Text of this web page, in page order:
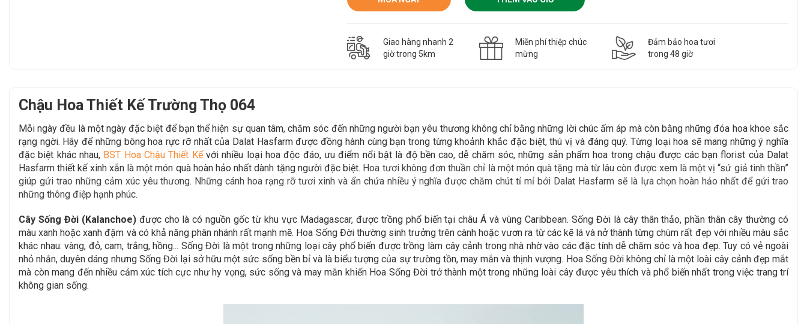
Giao hàng nhanh 2
giờ trong 5km
Miễn phí thiệp chúc
mừng
Đảm bảo hoa tươi
trong 48 giờ
Chậu Hoa Thiết Kế Trường Thọ 064
Mỗi ngày đều là một ngày đặc biệt để bạn thể hiện sự quan tâm, chăm sóc đến những người bạn yêu thương không chỉ bằng những lời chúc ấm áp mà còn bằng những đóa hoa khoe sắc
rạng ngời. Hãy đểnhững bông hoa rực rỡ nhất của Dalat Hasfarm được đồng hành cùng bạn trong từng khoảnh khắc đặc biệt, thú vị và đáng quý. Từng loại hoa sẽ mang những ý nghĩa
đặc biệt khác nhau, BST Hoa Chậu Thiết Kế với nhiều loại hoa độc đáo,ưu điểm nổi bật là độ bền cao, dễ chăm sóc, những sản phẩm hoa trong chậu được các bạn florist của Dalat
Hasfarm thiết kế xinh xắn là một món quà hoàn hảo nhất dành tặng người đặc biệt. Hoa tươi không đơn thuần chỉ là một món quà tặng mà từ lâu còn được xem là một vị “sứ giả tinh thần”
giúp gửi trao những cảm xúc yêu thương. Những cánh hoa rạng rỡ tươi xinh và ẩn chứa nhiều ý nghĩa được chăm chút tỉ mỉ bởi Dalat Hasfarm sẽ là lựa chọn hoàn hảo nhất để gửi trao
những thông điệp hạnh phúc.
Cây Sống Đời (Kalanchoe) được cho là có nguồn gốc từ khu vực Madagascar, được trồng phổ biến tại châu Á và vùng Caribbean. Sống Đời là cây thân thảo, phần thân cây thường có
màu xanh hoặc xanh đậm và có khả năng phân nhánh rất mạnh mẽ. Hoa Sống Đời thường sinh trưởng trên cành hoặc vươn ra từ các kẽ lá và nở thành từng chùm rất đẹp với nhiều màu sắc
khác nhau: vàng, đỏ, cam, trắng, hồng... Sống Đời là một trong những loại cây phổ biến được trồng làm cây cảnh trong nhà nhờ vào các đặc tính dễ chăm sóc và hoa đẹp. Tuy có vẻ ngoài
nhỏ nhắn, duyên dáng nhưng Sống Đời lại sở hữu một sức sống bền bỉ và là biểu tượng của sự trường tồn, may mắn và thịnh vượng. Hoa Sống Đời không chỉ là một loài cây cảnh đẹp mắt
mà còn mang đến nhiều cảm xúc tích cực như hy vọng, sức sống và may mắn khiến Hoa Sống Đời trở thành một trong những loài cây được yêu thích và phổ biến nhất trong việc trang trí
không gian sống.